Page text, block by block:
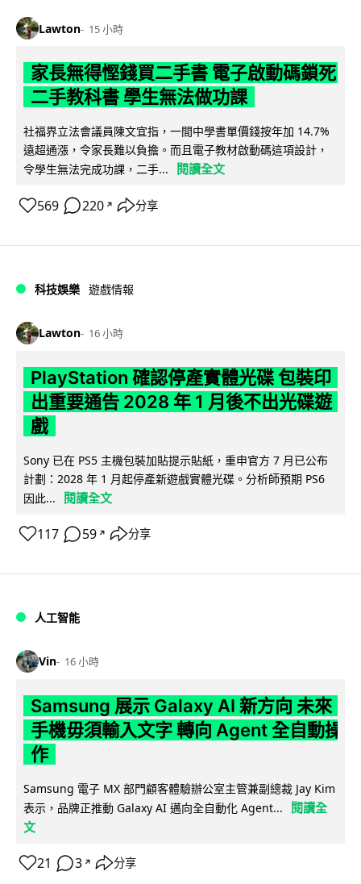
Lawton 15 小時
家長無得慳錢買二手書 電子啟動碼鎖死
二手教科書 學生無法做功課
社福界立法會議員陳文宜指，一間中學書單價錢按年加 14.7%
遠超通漲，令家長難以負擔。而且電子教材啟動碼這項設計，
令學生無法完成功課，二手...
閱讀全文
569 220 ↗ 分享
科技娛樂 遊戲情報
Lawton 16 小時
PlayStation 確認停產實體光碟 包裝印
出重要通告 2028 年 1 月後不出光碟遊
戲
Sony 已在 PS5 主機包裝加貼提示貼紙，重申官方 7 月已公布
計劃：2028 年 1 月起停產新遊戲實體光碟。分析師預期 PS6
因此...
閱讀全文
117 59 ↗ 分享
人工智能
Vin 16 小時
Samsung 展示 Galaxy AI 新方向 未來
手機毋須輸入文字 轉向 Agent 全自動操
作
Samsung 電子 MX 部門顧客體驗辦公室主管兼副總裁 Jay Kim
表示，品牌正推動 Galaxy AI 邁向全自動化 Agent...
閱讀全
文
21 3 ↗ 分享